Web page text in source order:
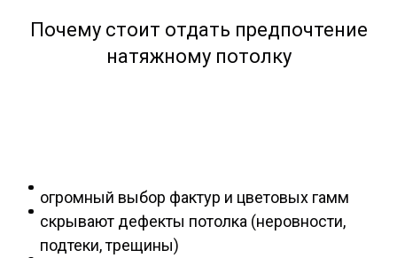
Почему стоит отдать предпочтение
натяжному потолку
огромный выбор фактур и цветовых гамм
скрывают дефекты потолка (неровности,
подтеки, трещины)